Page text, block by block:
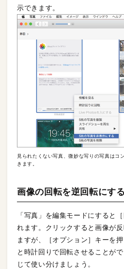
示できます。
見られたくない写真、微妙な写りの写真はコ
きます。
画像の回転を逆回転にする
「写真」を編集モードにすると
れます。クリックすると画像が
ますが、［オプション］キーを
と時計回りで回転させることが
じて使い分けましょう。